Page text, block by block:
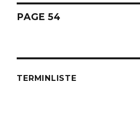
Posts
PAGE 54
TERMINLISTE